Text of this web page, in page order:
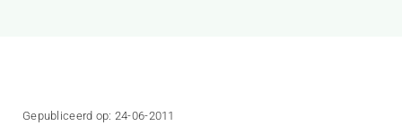
Gepubliceerd op: 24-06-2011